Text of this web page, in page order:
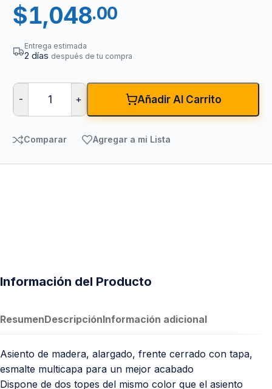
$1,048.00
Entrega estimada
2 días después de tu compra
- + Añadir Al Carrito
Comparar Agregar a mi Lista
Información del Producto
ResumenDescripciónInformación adicional
Asiento de madera, alargado, frente cerrado con tapa,
esmalte multicapa para un mejor acabado
Dispone de dos topes del mismo color que el asiento